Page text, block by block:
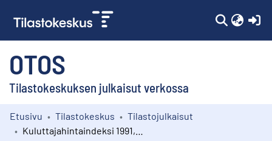
OTOS
Tilastokeskuksen julkaisut verkossa
Kokoelmat
Etusivu Tilastokeskus
Tilastojulkaisut